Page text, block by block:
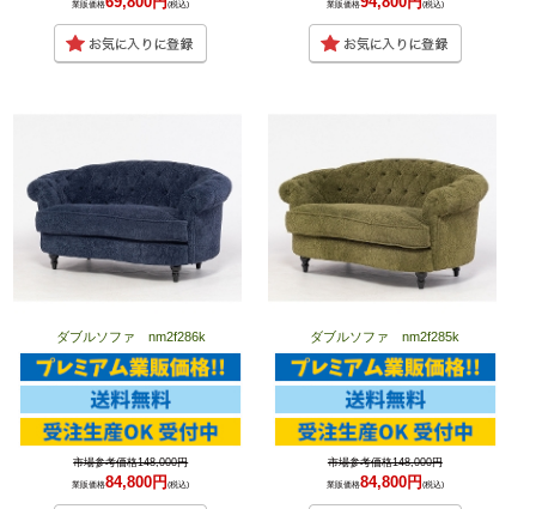
業販価格 (税込) 業販価格 (税込)
ダブルソファ nm2f286k
市場参考価格148,000円
業販価格84,800円(税込)
ダブルソファ nm2f285k
市場参考価格148,000円
業販価格84,800円 (税込)